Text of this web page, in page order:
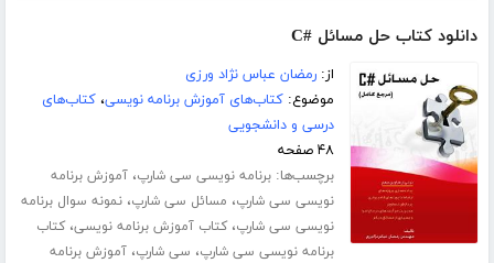
دانلود کتاب حل مسائل #C
از:رمضان عباس نژاد ورزی
موضوع:کتاب‌های آموزش برنامه نویسی،کتاب‌های
درسی و دانشجویی
۴۸ صفحه
برچسب‌ها:برنامه نویسی سی شارپ،آموزش برنامه
نویسی سی شارپ، مسائل سی شارپ،نمونه سوال برنامه
نویسی سی شارپ،کتاب آموزش برنامه نویسی،کتاب
برنامه نویسی سی شارپ، سی شارپ،آموزش برنامه